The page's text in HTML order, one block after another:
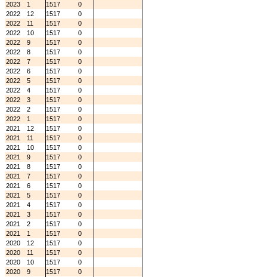
2023
1 1517
0
2022
12 1517
0
2022
11 1517
0
2022
10 1517
0
2022
9 1517
0
2022
8 1517
0
2022
7 1517
0
2022
6 1517
0
2022
5 1517
0
2022
4 1517
0
2022
3 1517
0
2022
2 1517
0
2022
1 1517
0
2021
12 1517
0
2021
11 1517
0
2021
10 1517
0
2021
9 1517
0
2021
8 1517
0
2021
7 1517
0
2021
6 1517
0
2021
5 1517
0
2021
4 1517
0
2021
3 1517
0
2021
2 1517
0
2021
1 1517
0
2020
12 1517
0
2020
11 1517
0
2020
10 1517
0
2020
9 1517
0